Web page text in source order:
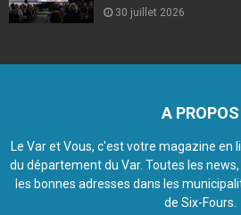
30 juillet 2026
A PROPOS
Le Var et Vous, c'est votre magazine en
du département du Var. Toutes les
les bonnes adresses dans les
de Six-Fours.